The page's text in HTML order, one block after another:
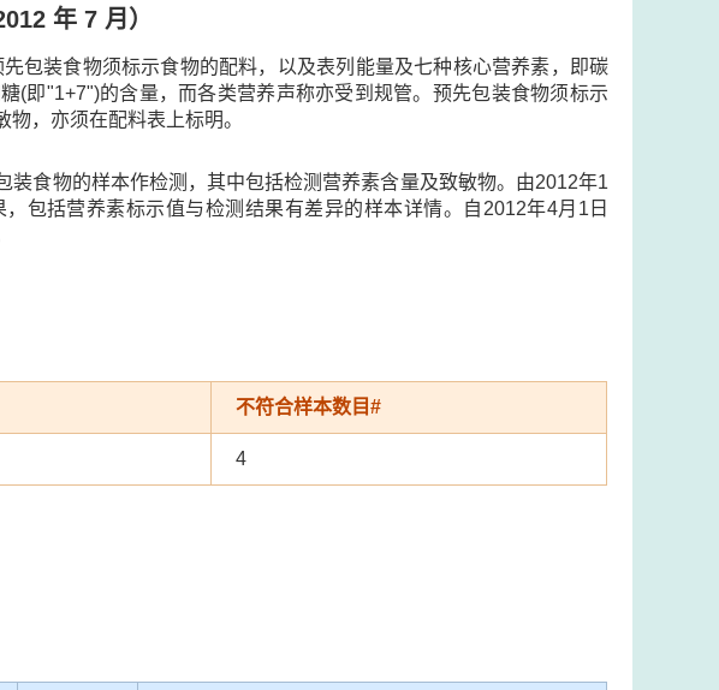
年 7 月）
包装食物须标示食物的配料，以及表列能量及七种核心营养素，即碳
(即"1+7")的含量，而各类营养声称亦受到规管。预先包装食物须标示
，亦须在配料表上标明。
食物的样本作检测，其中包括检测营养素含量及致敏物。由2012年1
包括营养素标示值与检测结果有差异的样本详情。自2012年4月1日
不符合样本数目#
4